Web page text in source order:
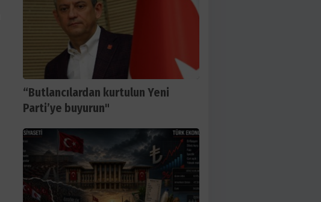
“Butlancılardan kurtulun Yeni
Parti’ye buyurun"